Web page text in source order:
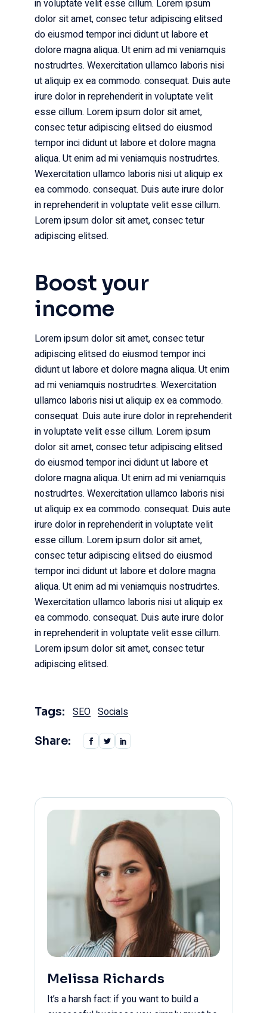
in voluptate velit esse cillum. Lorem ipsum
dolor sit amet, consec tetur adipiscing elitsed
do eiusmod tempor inci didunt ut labore et
dolore magna aliqua. Ut enim ad mi veniamquis
nostrudrtes. Wexercitation ullamco laboris nisi
ut aliquip ex ea commodo. consequat. Duis aute
irure dolor in reprehenderit in voluptate velit
esse cillum. Lorem ipsum dolor sit amet,
consec tetur adipiscing elitsed do eiusmod
tempor inci didunt ut labore et dolore magna
aliqua. Ut enim ad mi veniamquis nostrudrtes.
Wexercitation ullamco laboris nisi ut aliquip ex
ea commodo. consequat. Duis aute irure dolor
in reprehenderit in voluptate velit esse cillum.
Lorem ipsum dolor sit amet, consec tetur
adipiscing elitsed.
Boost your
income
Lorem ipsum dolor sit amet, consec tetur
adipiscing elitsed do eiusmod tempor inci
didunt ut labore et dolore magna aliqua. Ut enim
ad mi veniamquis nostrudrtes. Wexercitation
ullamco laboris nisi ut aliquip ex ea commodo.
consequat. Duis aute irure dolor in reprehenderit
in voluptate velit esse cillum. Lorem ipsum
dolor sit amet, consec tetur adipiscing elitsed
do eiusmod tempor inci didunt ut labore et
dolore magna aliqua. Ut enim ad mi veniamquis
nostrudrtes. Wexercitation ullamco laboris nisi
ut aliquip ex ea commodo. consequat. Duis aute
irure dolor in reprehenderit in voluptate velit
esse cillum. Lorem ipsum dolor sit amet,
consec tetur adipiscing elitsed do eiusmod
tempor inci didunt ut labore et dolore magna
aliqua. Ut enim ad mi veniamquis nostrudrtes.
Wexercitation ullamco laboris nisi ut aliquip ex
ea commodo. consequat. Duis aute irure dolor
in reprehenderit in voluptate velit esse cillum.
Lorem ipsum dolor sit amet, consec tetur
adipiscing elitsed.
Tags: SEO Socials
Share:
Melissa Richards
It’s a harsh fact: if you want to build a